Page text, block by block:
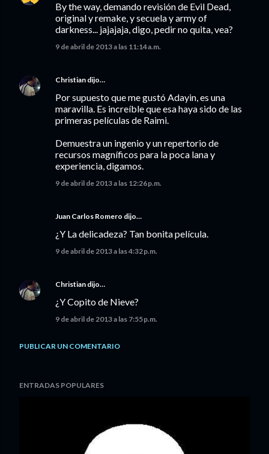
By the way, demando revisión de Evil Dead,
original y remake, y secuela y army of
darkness... jajajaja, digo, pedir no quita, vea?
9 de abril de 2013 a las 11:14 a.m.
Christian dijo…
Por supuesto que me gustó Adayin, es una
maravilla. Es increíble que esa haya sido de las
primeras películas de Raimi.
Demuestra un ingenio y un repertorio de
recursos magníficos para la poca lana y
experiencia, digamos.
9 de abril de 2013 a las 12:26 p.m.
Juan Carlos Romero dijo…
¿Y La delicadeza? Tan bonita película.
9 de abril de 2013 a las 4:32 p.m.
Christian dijo…
¿Y Copito de Nieve?
9 de abril de 2013 a las 7:55 p.m.
PUBLICAR UN COMENTARIO
ENTRADAS POPULARES